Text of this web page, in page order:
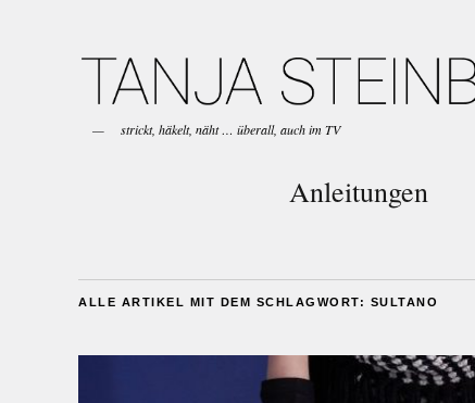
strickt, häkelt, näht … überall, auch im TV
Anleitungen
ALLE ARTIKEL MIT DEM SCHLAGWORT: SULTANO